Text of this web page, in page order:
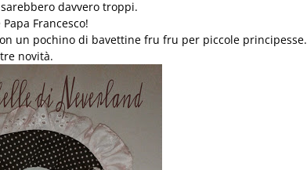
davvero troppi.
Francesco!
un pochino di bavettine fru fru per piccole principesse.
novità.